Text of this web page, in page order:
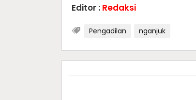
Editor : Redaksi
Pengadilan nganjuk